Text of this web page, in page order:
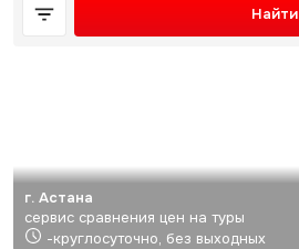
Найти
г. Астана
сервис сравнения цен на туры
-круглосуточно, без выходных